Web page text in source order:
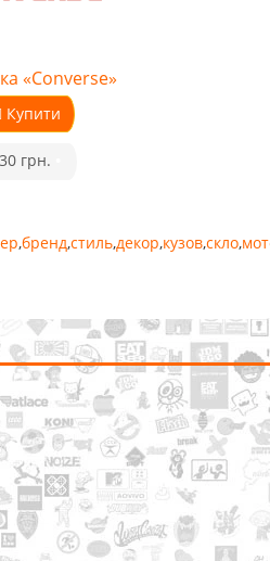
«Converse»
Купити
30 грн.
,бренд,стиль,декор,кузов,скло,